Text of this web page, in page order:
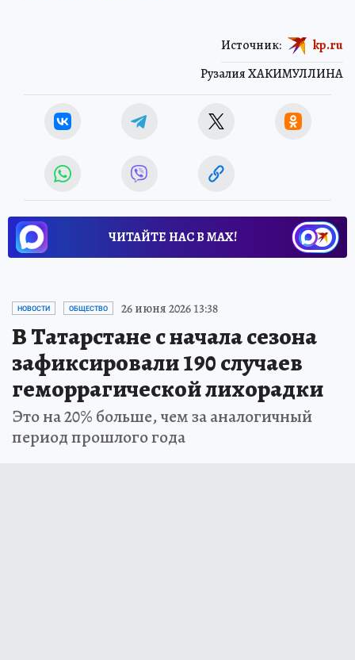
Рузалия ХАКИМУЛЛИНА
Источник: kp.ru
ЧИТАЙТЕ НАС В МАХ!
НОВОСТИ ОБЩЕСТВО 26 июня 2026 13:38
В Татарстане с начала сезона
зафиксировали 190 случаев
геморрагической лихорадки
Это на 20% больше, чем за аналогичный
период прошлого года